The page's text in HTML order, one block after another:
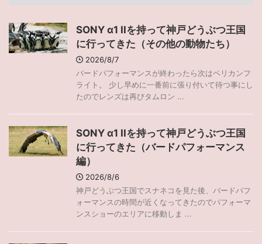
SONY α1 IIを持って神戸どうぶつ王国
に行ってきた（その他の動物たち）
2026/8/7
バードパフォーマンスが終わったら次はペリカンフ
ライト。 少し早めに一番前に張り付いて待つ事にし
たのでレンズは再びタムロン ...
SONY α1 IIを持って神戸どうぶつ王国
に行ってきた（バードパフォーマンス
編）
2026/8/6
神戸どうぶつ王国でスナネコを見た後、バードパフ
ォーマンスの時間が近くなってきたのでパフォーマ
ンスショーのエリアに移動しま ...